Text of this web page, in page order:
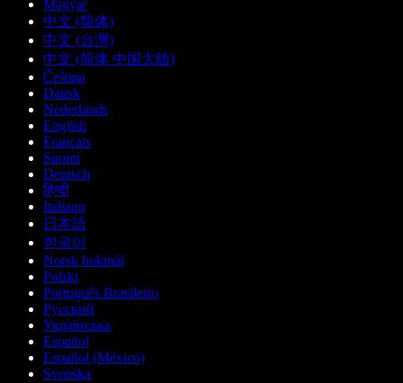
Magyar
中文 (简体)
中文 (台灣)
中文 (简体 中国大陆)
Čeština
Dansk
Nederlands
English
Français
Suomi
Deutsch
हिन्दी
Italiano
日本語
한국어
Norsk bokmål
Polski
Português Brasileiro
Русский
Українська
Español
Español (México)
Svenska